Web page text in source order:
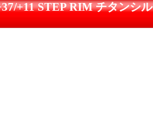
+11 STEP RIM チタンシル